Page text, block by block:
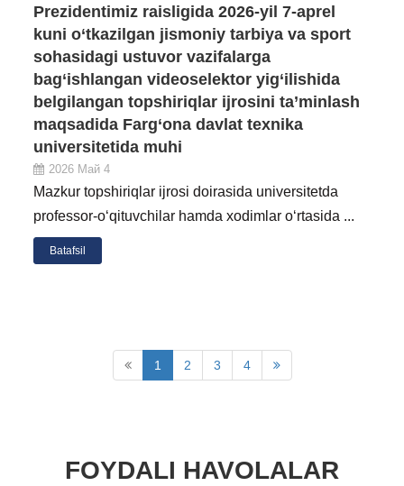
Prezidentimiz raisligida 2026-yil 7-aprel
kuni o‘tkazilgan jismoniy tarbiya va sport
sohasidagi ustuvor vazifalarga
bag‘ishlangan videoselektor yig‘ilishida
belgilangan topshiriqlar ijrosini ta’minlash
maqsadida Farg‘ona davlat texnika
universitetida muhi
2026 Май 4
Mazkur topshiriqlar ijrosi doirasida universitetda
professor-o‘qituvchilar hamda xodimlar o‘rtasida ...
Batafsil
1 2 3 4
FOYDALI HAVOLALAR